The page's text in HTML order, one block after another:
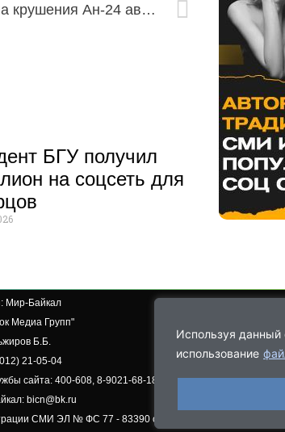
Используя данный
использование
Предварительная причина крушения Ан-24 авиакомпании «Ангара» — ошибка экипажа.
БГУ получил
на соцсеть для
Мир-Байкал
Медиа Групп"
Б.Б.
21-05-04
сайта: 400-608, 8-9021-68-18-50, 8-9021-68-08-43
bicn@bk.ru
СМИ ЭЛ № ФС 77 - 83390 от 07.06.2022, выдано